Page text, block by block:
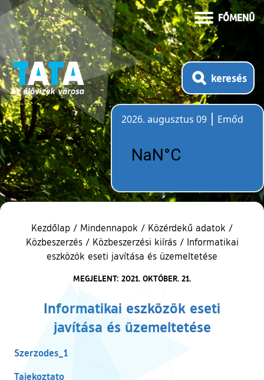
FŐMENÜ
keresés
2026. augusztus 09
Emőd
Kezdőlap / Mindennapok / Közérdekű adatok /
Közbeszerzés / Közbeszerzési kiírás / Informatikai
eszközök eseti javítása és üzemeltetése
MEGJELENT: 2021. OKTÓBER. 21.
Informatikai eszközök eseti
javítása és üzemeltetése
Szerzodes_1
Tajekoztato(külső hivatkozás)